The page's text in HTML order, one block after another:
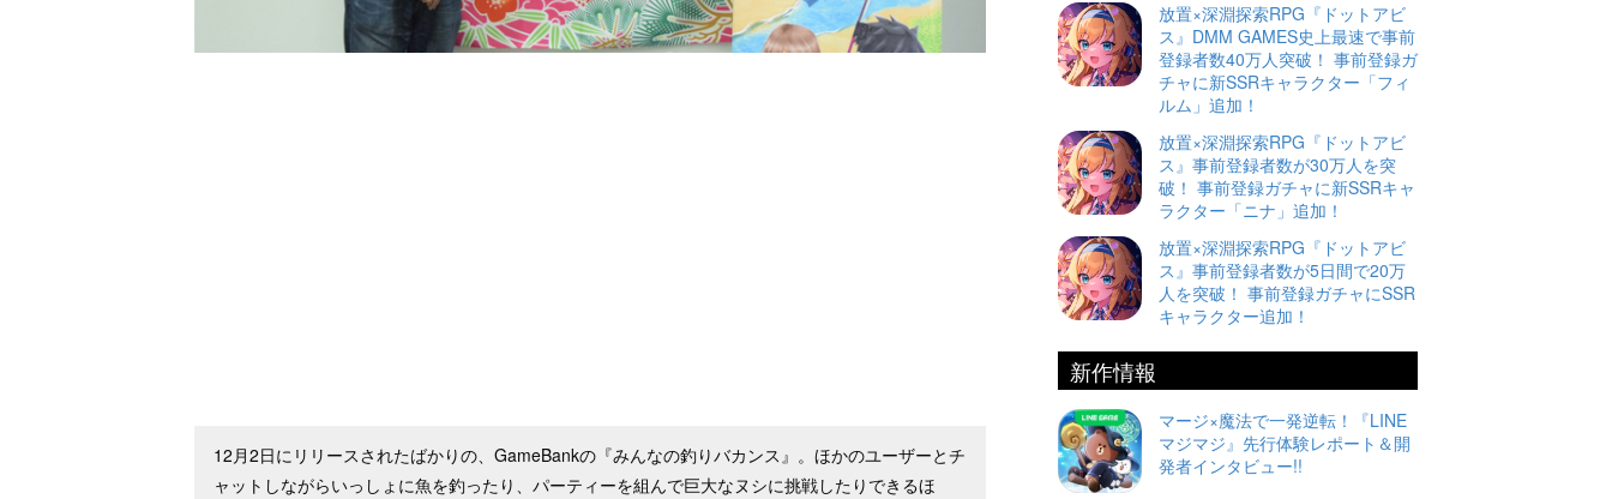
12月2日にリリースされたばかりの、GameBankの『みんなの釣りバカンス』。ほかのユーザーとチ
ャットしながらいっしょに魚を釣ったり、パーティーを組んで巨大なヌシに挑戦したりできるほ
放置×深淵探索RPG『ドットアビ
ス』DMM GAMES史上最速で事前
登録者数40万人突破！ 事前登録ガ
チャに新SSRキャラクター「フィ
ルム」追加！
放置×深淵探索RPG『ドットアビ
ス』事前登録者数が30万人を突
破！ 事前登録ガチャに新SSRキャ
ラクター「ニナ」追加！
放置×深淵探索RPG『ドットアビ
ス』事前登録者数が5日間で20万
人を突破！ 事前登録ガチャにSSR
キャラクター追加！
新作情報
マージ×魔法で一発逆転！『LINE
マジマジ』先行体験レポート＆開
発者インタビュー!!